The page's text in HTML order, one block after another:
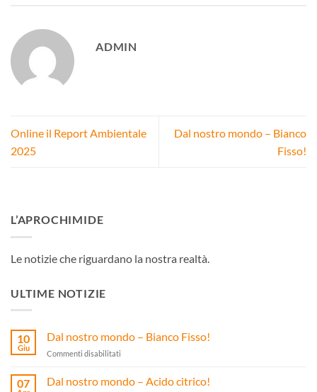
ADMIN
Online il Report Ambientale
2025
Dal nostro mondo – Bianco
Fisso!
L’APROCHIMIDE
Le notizie che riguardano la nostra realtà.
ULTIME NOTIZIE
10
Giu
Dal nostro mondo – Bianco Fisso!
Commenti disabilitati
nostro
07 Dal nostro mondo – Acido citrico!